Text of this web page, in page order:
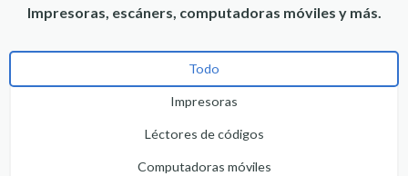
Impresoras, escáners, computadoras móviles y más.
Todo
Impresoras
Léctores de códigos
Computadoras móviles